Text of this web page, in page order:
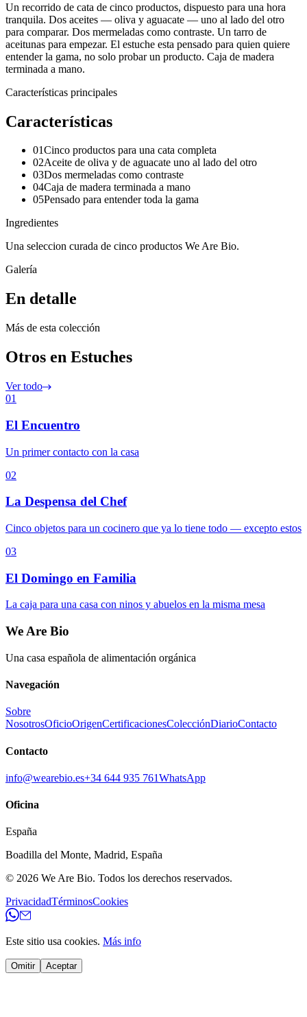
Un recorrido de cata de cinco productos, dispuesto para una hora
tranquila. Dos aceites — oliva y aguacate — uno al lado del otro
para comparar. Dos mermeladas como contraste. Un tarro de
aceitunas para empezar. El estuche esta pensado para quien quiere
entender la gama, no solo probar un producto. Caja de madera
terminada a mano.
Características principales
Características
01Cinco productos para una cata completa
02Aceite de oliva y de aguacate uno al lado del otro
03Dos mermeladas como contraste
04Caja de madera terminada a mano
05Pensado para entender toda la gama
Ingredientes
Una seleccion curada de cinco productos We Are Bio.
Galería
En detalle
Más de esta colección
Otros en Estuches
Ver todo
01
El Encuentro
Un primer contacto con la casa
02
La Despensa del Chef
Cinco objetos para un cocinero que ya lo tiene todo — excepto estos
03
El Domingo en Familia
La caja para una casa con ninos y abuelos en la misma mesa
We Are Bio
Una casa española de alimentación orgánica
Navegación
Sobre
NosotrosOficioOrigenCertificacionesColecciónDiarioContacto
Contacto
info@wearebio.es+34 644 935 761WhatsApp
Oficina
España
Boadilla del Monte, Madrid, España
© 2026 We Are Bio. Todos los derechos reservados.
PrivacidadTérminosCookies
Este sitio usa cookies. Más info
Omitir Aceptar